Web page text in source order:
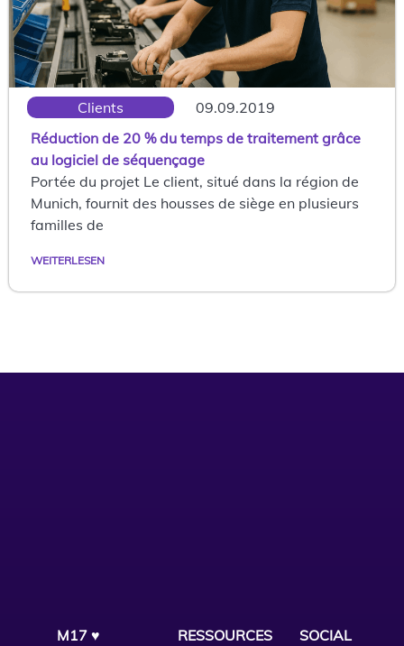
Clients
09.09.2019
Réduction de 20 % du temps de traitement grâce
au logiciel de séquençage
Portée du projet Le client, situé dans la région de
Munich, fournit des housses de siège en plusieurs
familles de
WEITERLESEN
M17 ♥
RESSOURCES SOCIAL